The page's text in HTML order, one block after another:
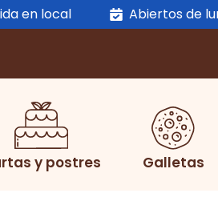
en local Abiertos de
y postres Galletas